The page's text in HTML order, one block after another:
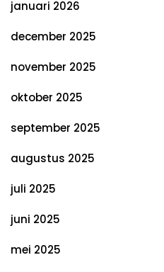
januari 2026
december 2025
november 2025
oktober 2025
september 2025
augustus 2025
juli 2025
juni 2025
mei 2025